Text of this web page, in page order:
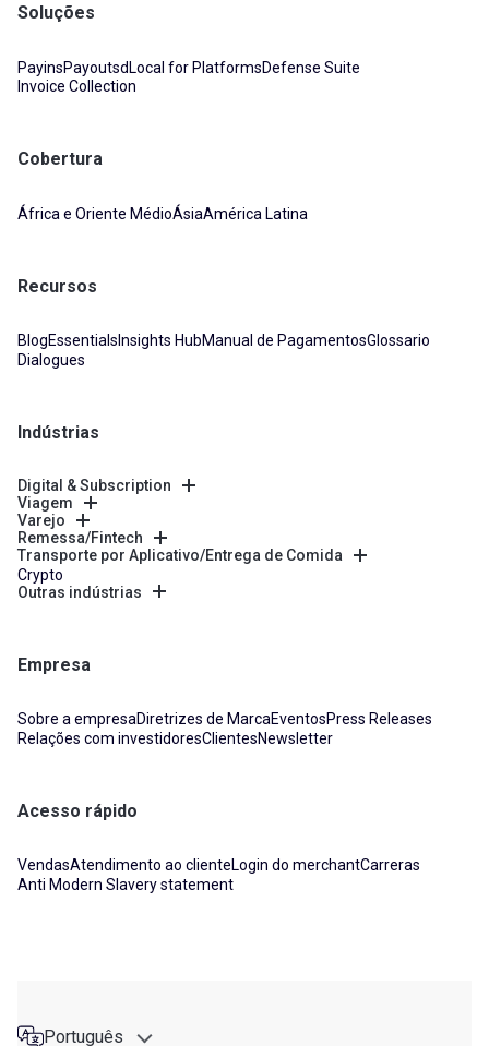
Soluções
PayinsPayoutsdLocal for PlatformsDefense Suite
Invoice Collection
Cobertura
África e Oriente MédioÁsiaAmérica Latina
Recursos
BlogEssentials Insights HubManual de PagamentosGlossario
Dialogues
Indústrias
Digital & Subscription
Viagem
Varejo
Remessa/Fintech
Transporte por Aplicativo/Entrega de Comida
Crypto
Outras indústrias
Empresa
Sobre a empresaDiretrizes de MarcaEventosPress Releases
Relações com investidoresClientesNewsletter
Acesso rápido
VendasAtendimento ao clienteLogin do merchantCarreras
Anti Modern Slavery statement
Português